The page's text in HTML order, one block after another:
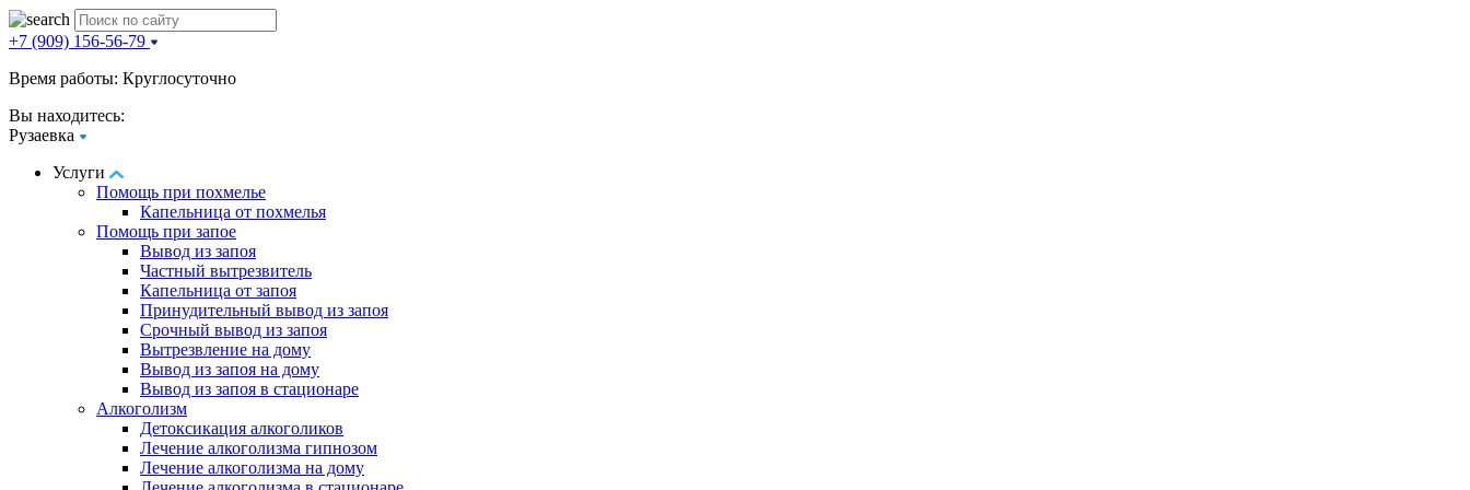
+7 (909) 156-56-79
Время работы: Круглосуточно
Вы находитесь:
Рузаевка
Услуги
Помощь при похмелье
Капельница от похмелья
Помощь при запое
Вывод из запоя
Частный вытрезвитель
Капельница от запоя
Принудительный вывод из запоя
Срочный вывод из запоя
Вытрезвление на дому
Вывод из запоя на дому
Вывод из запоя в стационаре
Алкоголизм
Детоксикация алкоголиков
Лечение алкоголизма гипнозом
Лечение алкоголизма на дому